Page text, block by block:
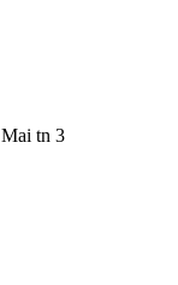
tn 3